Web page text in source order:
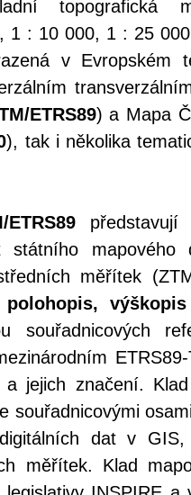
topografická
1 : 10 000, 1 : 25
v Evropském
ETRS89) a Mapa
), tak i několika
představují
státního mapového
měřítek
souřadnicových
a jejich značení.
souřadnicovými
dat v
měřítek. Klad